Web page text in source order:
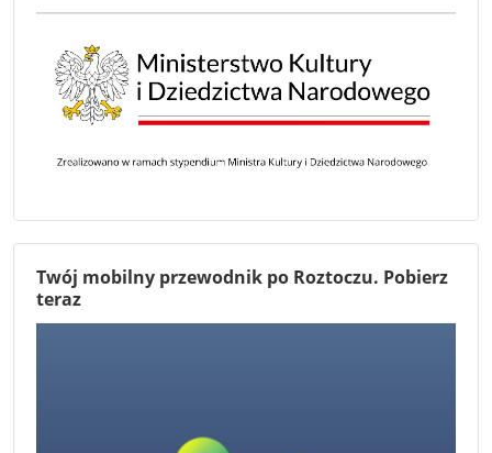
Twój mobilny przewodnik po Roztoczu. Pobierz
teraz